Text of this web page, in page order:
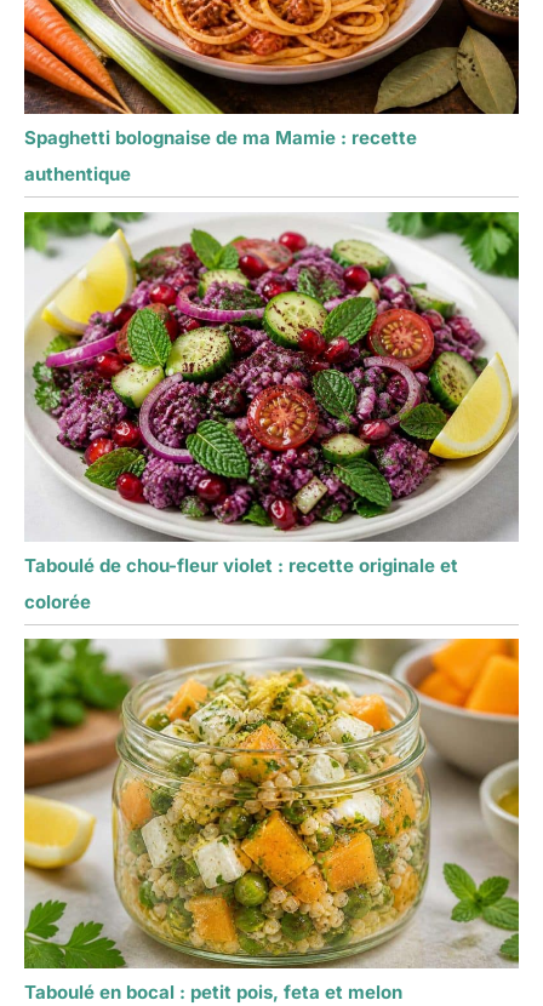
Spaghetti bolognaise de ma Mamie : recette
authentique
Taboulé de chou-fleur violet : recette originale et
colorée
Taboulé en bocal : petit pois, feta et melon